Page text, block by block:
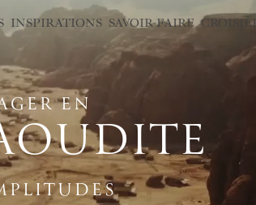
INSPIRATIONS SAVOIR-FAIRE
EN